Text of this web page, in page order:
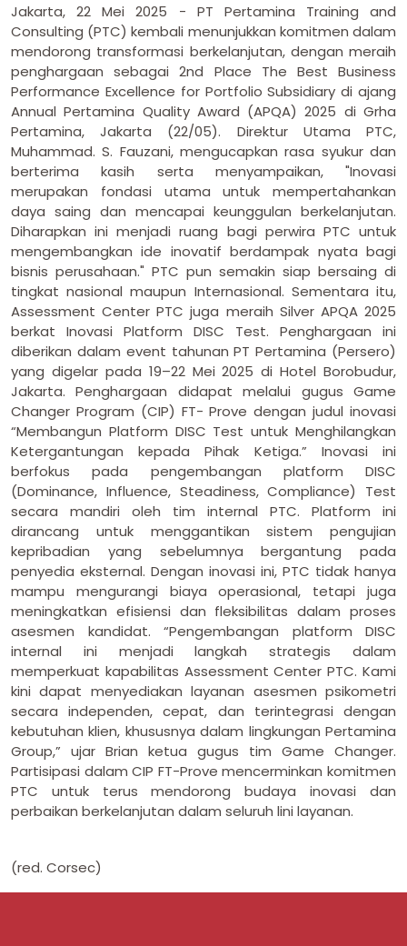
Jakarta, 22 Mei 2025 - PT Pertamina Training and
Consulting (PTC) kembali menunjukkan komitmen dalam
mendorong transformasi berkelanjutan, dengan meraih
penghargaan sebagai 2nd Place The Best Business
Performance Excellence for Portfolio Subsidiary di ajang
Annual Pertamina Quality Award (APQA) 2025 di Grha
Pertamina, Jakarta (22/05). Direktur Utama PTC,
Muhammad. S. Fauzani, mengucapkan rasa syukur dan
berterima kasih serta menyampaikan, "Inovasi
merupakan fondasi utama untuk mempertahankan
daya saing dan mencapai keunggulan berkelanjutan.
Diharapkan ini menjadi ruang bagi perwira PTC untuk
mengembangkan ide inovatif berdampak nyata bagi
bisnis perusahaan." PTC pun semakin siap bersaing di
tingkat nasional maupun Internasional. Sementara itu,
Assessment Center PTC juga meraih Silver APQA 2025
berkat Inovasi Platform DISC Test. Penghargaan ini
diberikan dalam event tahunan PT Pertamina (Persero)
yang digelar pada 19–22 Mei 2025 di Hotel Borobudur,
Jakarta. Penghargaan didapat melalui gugus Game
Changer Program (CIP) FT- Prove dengan judul inovasi
“Membangun Platform DISC Test untuk Menghilangkan
Ketergantungan kepada Pihak Ketiga.” Inovasi ini
berfokus pada pengembangan platform DISC
(Dominance, Influence, Steadiness, Compliance) Test
secara mandiri oleh tim internal PTC. Platform ini
dirancang untuk menggantikan sistem pengujian
kepribadian yang sebelumnya bergantung pada
penyedia eksternal. Dengan inovasi ini, PTC tidak hanya
mampu mengurangi biaya operasional, tetapi juga
meningkatkan efisiensi dan fleksibilitas dalam proses
asesmen kandidat. “Pengembangan platform DISC
internal ini menjadi langkah strategis dalam
memperkuat kapabilitas Assessment Center PTC. Kami
kini dapat menyediakan layanan asesmen psikometri
secara independen, cepat, dan terintegrasi dengan
kebutuhan klien, khususnya dalam lingkungan Pertamina
Group,” ujar Brian ketua gugus tim Game Changer.
Partisipasi dalam CIP FT-Prove mencerminkan komitmen
PTC untuk terus mendorong budaya inovasi dan
perbaikan berkelanjutan dalam seluruh lini layanan.
(red. Corsec)